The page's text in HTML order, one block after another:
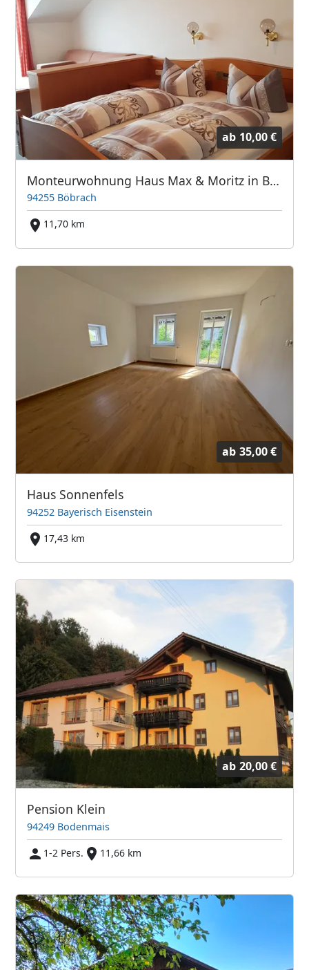
ab 10,00 €
Monteurwohnung Haus Max & Moritz in Böbrach
94255 Böbrach
11,70 km
ab 35,00 €
Haus Sonnenfels
94252 Bayerisch Eisenstein
17,43 km
ab 20,00 €
Pension Klein
94249 Bodenmais
1-2 Pers.
11,66 km